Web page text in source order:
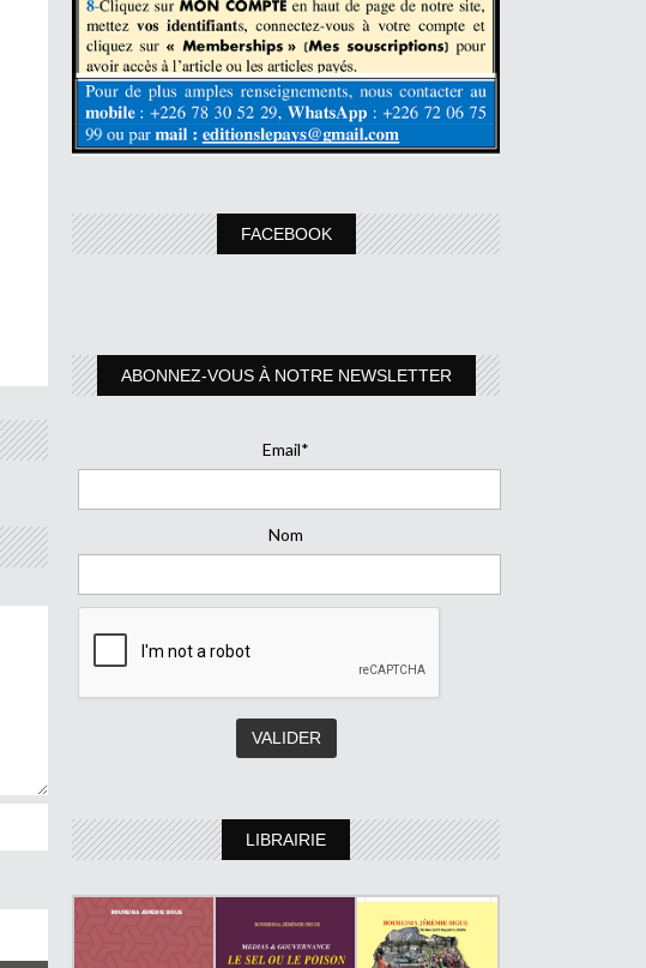
FACEBOOK
ABONNEZ-VOUS À NOTRE NEWSLETTER
Email*
Nom
LIBRAIRIE